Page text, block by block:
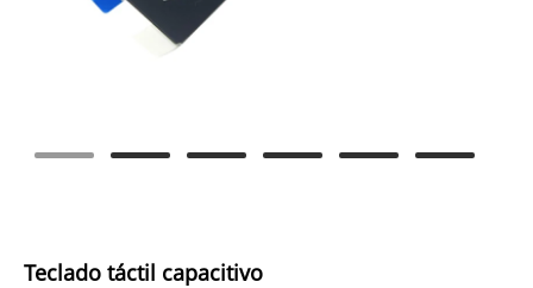
Teclado táctil capacitivo